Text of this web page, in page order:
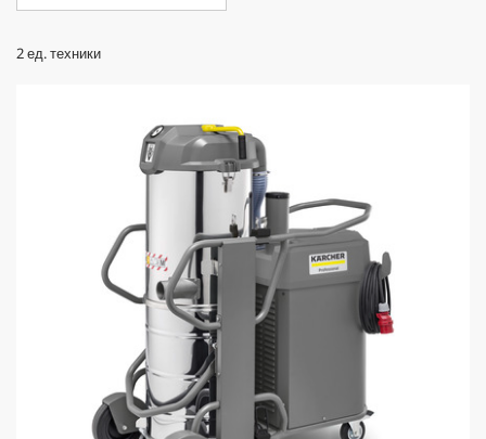
2ед. техники